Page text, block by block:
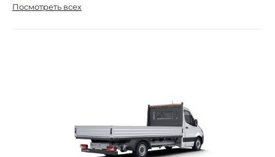
Посмотреть всех